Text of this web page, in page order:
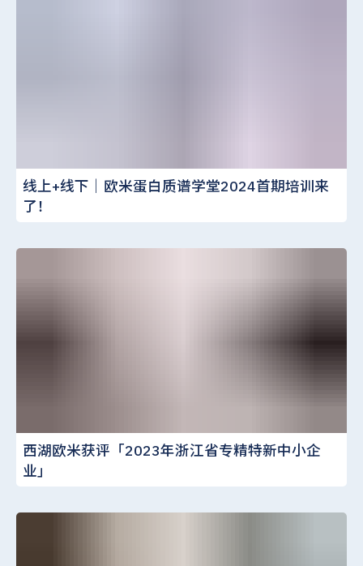
线上+线下｜欧米蛋白质谱学堂2024首期培训来
了！
西湖欧米获评「2023年浙江省专精特新中小企
业」